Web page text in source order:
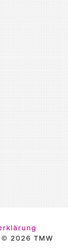
© 2026 TMW